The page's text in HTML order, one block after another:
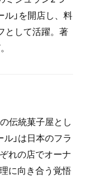
」を開店し、料
として活躍。著
伝統菓子屋とし
」は日本のフラ
れの店でオーナ
に向き合う覚悟